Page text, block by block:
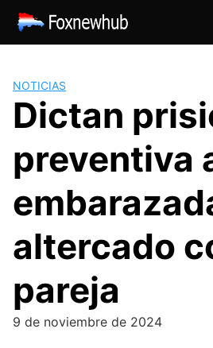
Saltar
contenido
NOTICIAS
Dictan
preventiva
altercado
pareja
9 de noviembre de 2024